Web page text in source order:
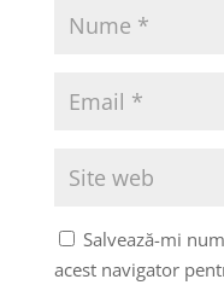
Salvează-mi
acest navigator